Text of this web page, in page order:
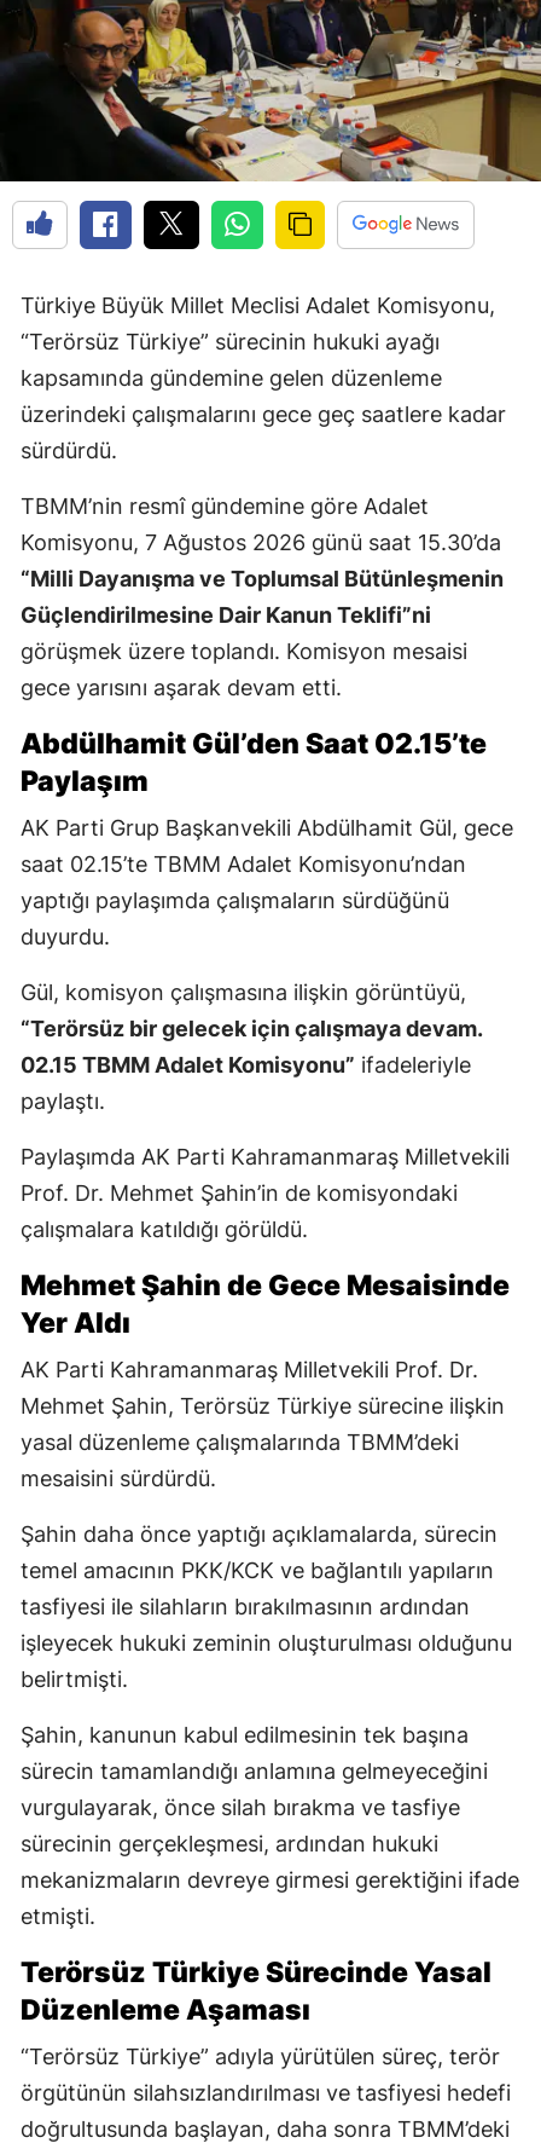
Türkiye Büyük Millet Meclisi Adalet Komisyonu,
“Terörsüz Türkiye” sürecinin hukuki ayağı
kapsamında gündemine gelen düzenleme
üzerindeki çalışmalarını gece geç saatlere kadar
sürdürdü.
TBMM’nin resmî gündemine göre Adalet
Komisyonu, 7 Ağustos 2026 günü saat 15.30’da
“Milli Dayanışma ve Toplumsal Bütünleşmenin
Güçlendirilmesine Dair Kanun Teklifi”ni
görüşmek üzere toplandı. Komisyon mesaisi
gece yarısını aşarak devam etti.
Abdülhamit Gül’den Saat 02.15’te
Paylaşım
AK Parti Grup Başkanvekili Abdülhamit Gül, gece
saat 02.15’te TBMM Adalet Komisyonu’ndan
yaptığı paylaşımda çalışmaların sürdüğünü
duyurdu.
Gül, komisyon çalışmasına ilişkin görüntüyü,
“Terörsüz bir gelecek için çalışmaya devam.
02.15 TBMM Adalet Komisyonu” ifadeleriyle
paylaştı.
Paylaşımda AK Parti Kahramanmaraş Milletvekili
Prof. Dr. Mehmet Şahin’in de komisyondaki
çalışmalara katıldığı görüldü.
Mehmet Şahin de Gece Mesaisinde
Yer Aldı
AK Parti Kahramanmaraş Milletvekili Prof. Dr.
Mehmet Şahin, Terörsüz Türkiye sürecine ilişkin
yasal düzenleme çalışmalarında TBMM’deki
mesaisini sürdürdü.
Şahin daha önce yaptığı açıklamalarda, sürecin
temel amacının PKK/KCK ve bağlantılı yapıların
tasfiyesi ile silahların bırakılmasının ardından
işleyecek hukuki zeminin oluşturulması olduğunu
belirtmişti.
Şahin, kanunun kabul edilmesinin tek başına
sürecin tamamlandığı anlamına gelmeyeceğini
vurgulayarak, önce silah bırakma ve tasfiye
sürecinin gerçekleşmesi, ardından hukuki
mekanizmaların devreye girmesi gerektiğini ifade
etmişti.
Terörsüz Türkiye Sürecinde Yasal
Düzenleme Aşaması
“Terörsüz Türkiye” adıyla yürütülen süreç, terör
örgütünün silahsızlandırılması ve tasfiyesi hedefi
doğrultusunda başlayan, daha sonra TBMM’deki